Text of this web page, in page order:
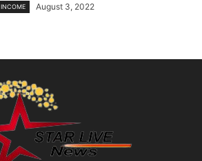
INCOME August 3, 2022